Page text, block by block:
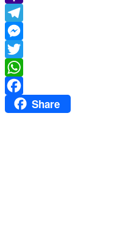
Yahoo
Mail
Telegram
Messenger
Twitter
WhatsApp
FacebookShare